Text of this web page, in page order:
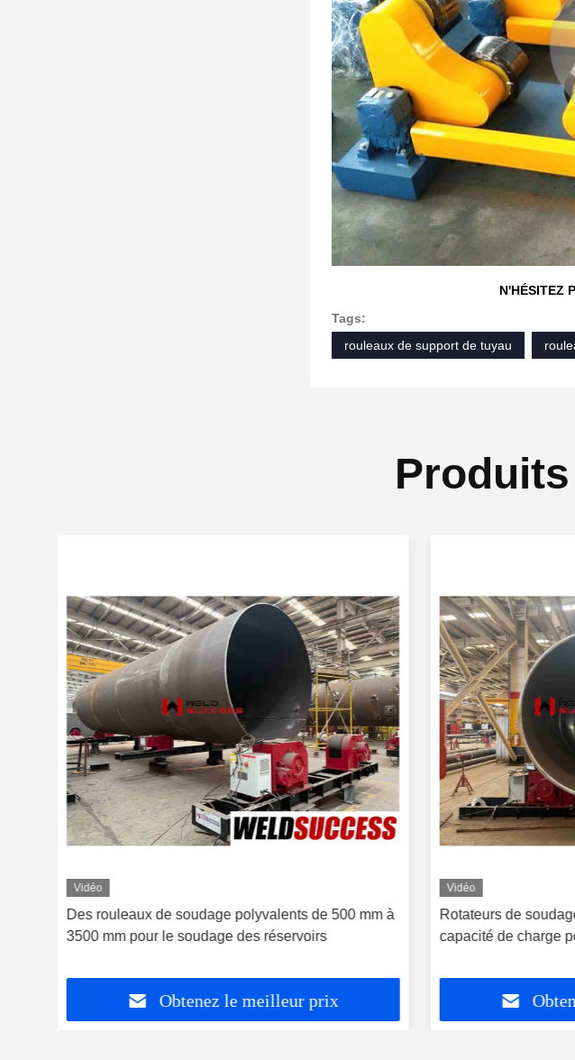
N'HÉSITEZ
Tags:
rouleaux de support de tuyau
Vidéo
Des rouleaux de soudage polyvalents de 500 mm à
3500 mm pour le soudage des réservoirs
Obtenez le meilleur prix
Vidéo
Rotateurs de
capacité de charge